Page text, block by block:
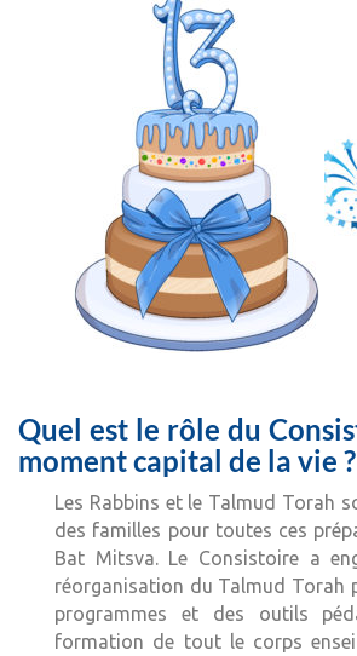
Quel est le rôle du
moment capital de la vie ?
Les Rabbins et le Talmud Torah
des familles pour toutes ces
Bat Mitsva. Le Consistoire a
réorganisation du Talmud Torah
programmes et des outils
formation de tout le corps